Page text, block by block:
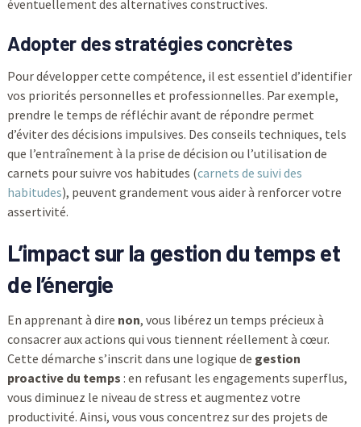
éventuellement des alternatives constructives.
Adopter des stratégies concrètes
Pour développer cette compétence, il est essentiel d’identifier
vos priorités personnelles et professionnelles. Par exemple,
prendre le temps de réfléchir avant de répondre permet
d’éviter des décisions impulsives. Des conseils techniques, tels
que l’entraînement à la prise de décision ou l’utilisation de
carnets pour suivre vos habitudes (carnets de suivi des
habitudes), peuvent grandement vous aider à renforcer votre
assertivité.
L’impact sur la gestion du temps et
de l’énergie
En apprenant à dire non, vous libérez un temps précieux à
consacrer aux actions qui vous tiennent réellement à cœur.
Cette démarche s’inscrit dans une logique de gestion
proactive du temps : en refusant les engagements superflus,
vous diminuez le niveau de stress et augmentez votre
productivité. Ainsi, vous vous concentrez sur des projets de